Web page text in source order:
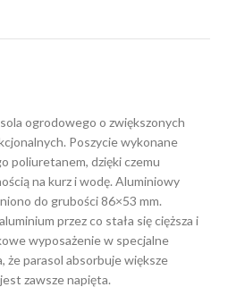
ogrodowego o zwiększonych
Poszycie wykonane
poliuretanem, dzięki czemu
na kurz i wodę. Aluminiowy
do grubości 86×53 mm.
przez co stała się cięższa i
wyposażenie w specjalne
że parasol absorbuje większe
zawsze napięta.